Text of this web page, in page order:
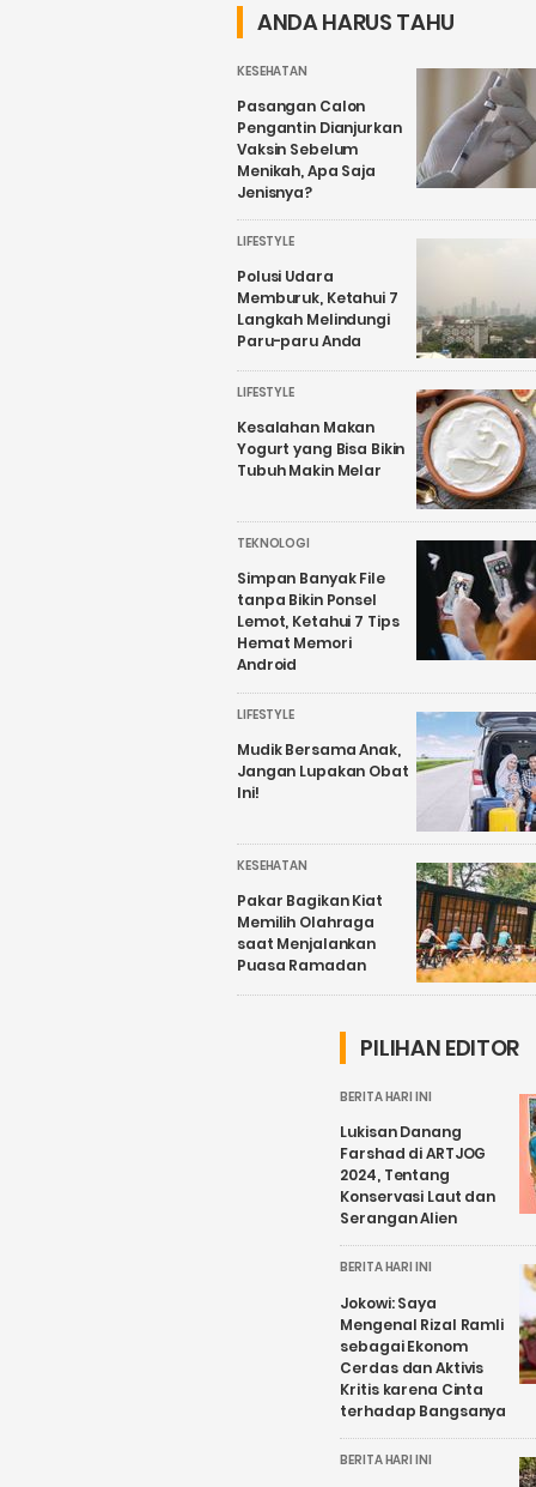
ANDA HARUS TAHU
KESEHATAN
Pasangan Calon
Pengantin Dianjurkan
Vaksin Sebelum
Menikah, Apa Saja
Jenisnya?
LIFESTYLE
Polusi Udara
Memburuk, Ketahui 7
Langkah Melindungi
Paru-paru Anda
LIFESTYLE
Kesalahan Makan
Yogurt yang Bisa Bikin
Tubuh Makin Melar
TEKNOLOGI
Simpan Banyak File
tanpa Bikin Ponsel
Lemot, Ketahui 7 Tips
Hemat Memori
Android
LIFESTYLE
Mudik Bersama Anak,
Jangan Lupakan Obat
Ini!
KESEHATAN
Pakar Bagikan Kiat
Memilih Olahraga
saat Menjalankan
Puasa Ramadan
PILIHAN EDITOR
BERITA HARI INI
Lukisan Danang
Farshad di ARTJOG
2024, Tentang
Konservasi Laut dan
Serangan Alien
BERITA HARI INI
Jokowi: Saya
Mengenal Rizal Ramli
sebagai Ekonom
Cerdas dan Aktivis
Kritis karena Cinta
terhadap Bangsanya
BERITA HARI INI